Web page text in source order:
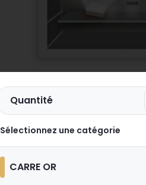
Quantité
Sélectionnez une catégorie
CARRE OR